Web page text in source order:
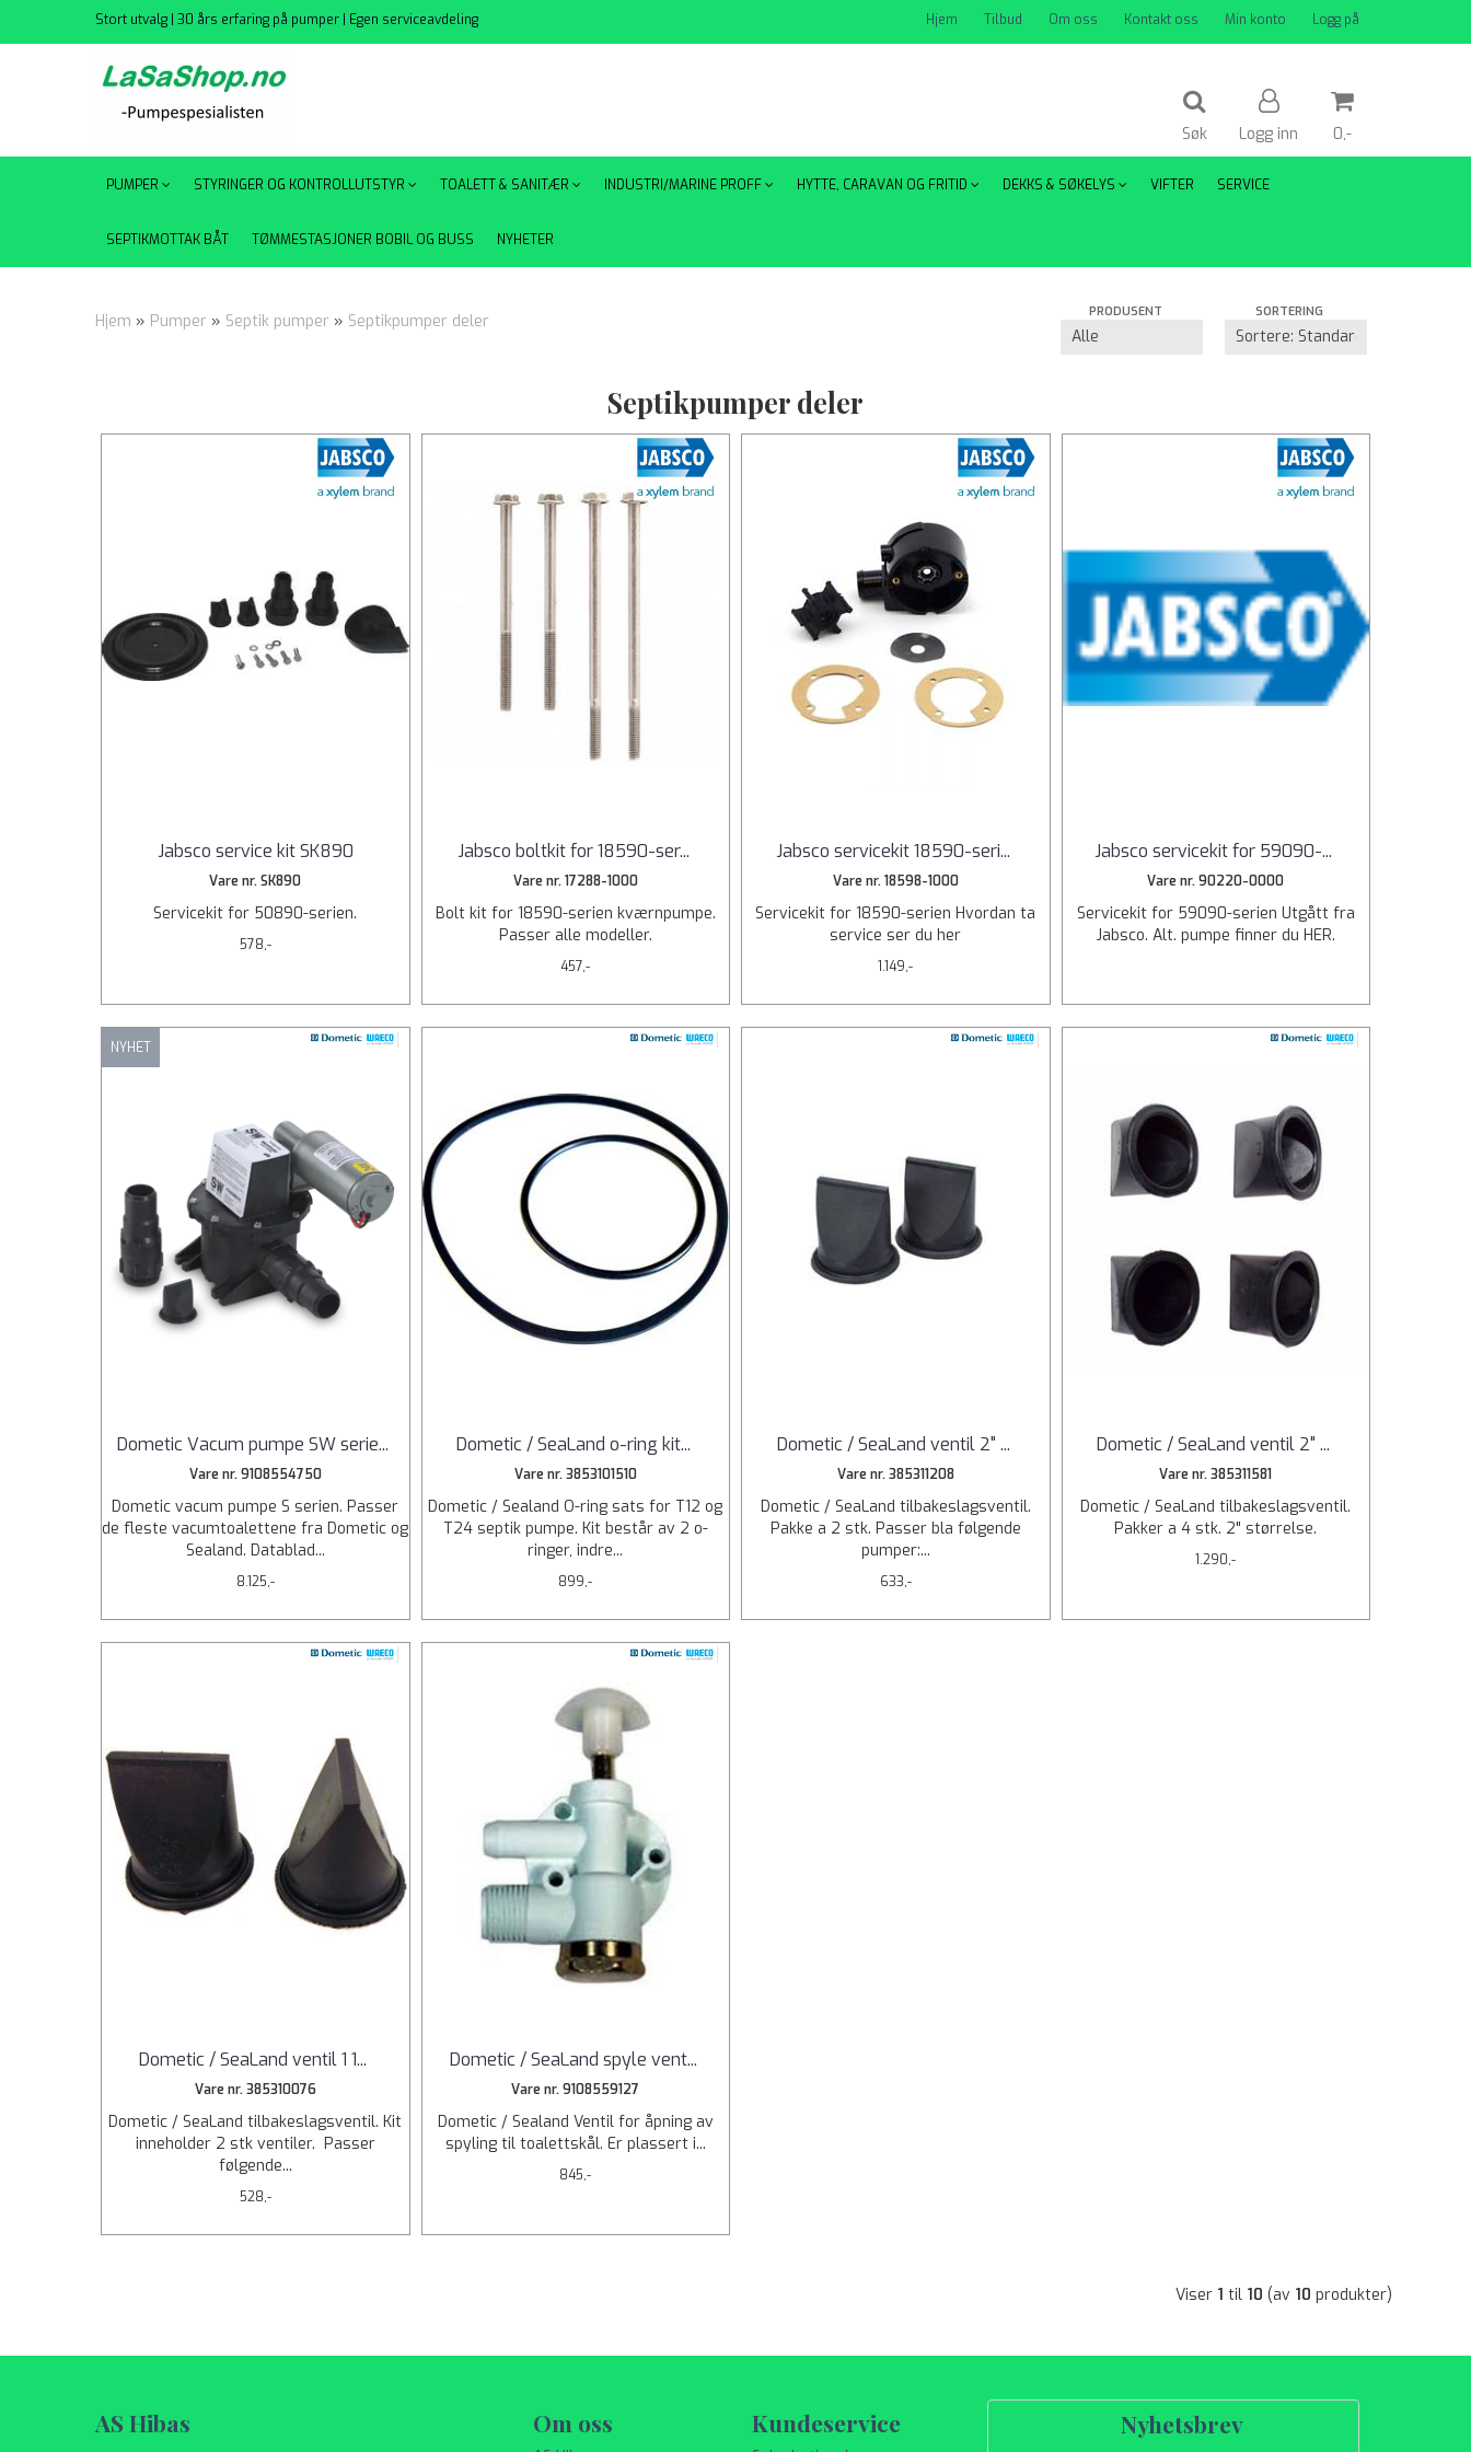
Stort utvalg | 30 års erfaring på pumper | Egen serviceavdeling Hjem Tilbud Om oss Kontakt oss Min konto Logg på
Søk Logg inn 0,-
PUMPER STYRINGER OG KONTROLLUTSTYR TOALETT & SANITÆR INDUSTRI/MARINE PROFF HYTTE, CARAVAN OG FRITID DEKKS & SØKELYS VIFTER SERVICE
SEPTIKMOTTAK BÅT TØMMESTASJONER BOBIL OG BUSS NYHETER
Hjem » Pumper » Septik pumper » Septikpumper deler PRODUSENT SORTERING
Septikpumper deler
Jabsco service kit SK890
Vare nr. SK890
Servicekit for 50890-serien.
578,-
Jabsco boltkit for 18590-ser...
Vare nr. 17288-1000
Bolt kit for 18590-serien kværnpumpe.
Passer alle modeller.
457,-
Jabsco servicekit 18590-seri...
Vare nr. 18598-1000
Servicekit for 18590-serien Hvordan ta
service ser du her
1.149,-
Jabsco servicekit for 59090-...
Vare nr. 90220-0000
Servicekit for 59090-serien Utgått fra
Jabsco. Alt. pumpe finner du HER.
NYHET
Dometic Vacum pumpe SW serie...
Vare nr. 9108554750
Dometic vacum pumpe S serien. Passer
de fleste vacumtoalettene fra Dometic og
Sealand. Datablad...
8.125,-
Dometic / SeaLand o-ring kit...
Vare nr. 3853101510
Dometic / Sealand O-ring sats for T12 og
T24 septik pumpe. Kit består av 2 o-
ringer, indre...
899,-
Dometic / SeaLand ventil 2" ...
Vare nr. 385311208
Dometic / SeaLand tilbakeslagsventil.
Pakke a 2 stk. Passer bla følgende
pumper:...
633,-
Dometic / SeaLand ventil 2"...
Vare nr. 385311581
Dometic / SeaLand tilbakeslagsventil.
Pakker a 4 stk. 2" størrelse.
1.290,-
Dometic / SeaLand ventil 1 1...
Vare nr. 385310076
Dometic / SeaLand tilbakeslagsventil. Kit
inneholder 2 stk ventiler. Passer
følgende...
528,-
Dometic / SeaLand spyle vent...
Vare nr. 9108559127
Dometic / Sealand Ventil for åpning av
spyling til toalettskål. Er plassert i...
845,-
Viser 1 til 10 (av 10 produkter)
AS Hibas Om oss Kundeservice Nyhetsbrev
Trykk ENTER for å søke